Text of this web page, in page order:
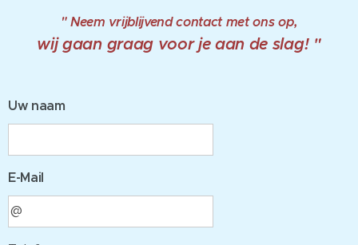
" Neem vrijblijvend contact met ons op,
wij gaan graag voor je aan de slag! "
Uw naam
E-Mail